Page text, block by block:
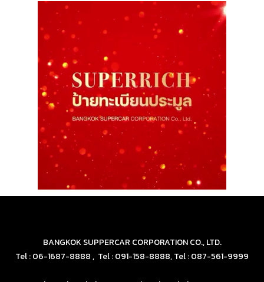
BANGKOK SUPPERCAR CORPORATION CO., LTD.
Tel : 06-1687-8888 , Tel : 091-158-8888, Tel : 087-561-9999